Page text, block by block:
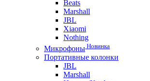
Beats
Marshall
JBL
Xiaomi
Nothing
Микрофоны Новинка
Портативные колонки
JBL
Marshall